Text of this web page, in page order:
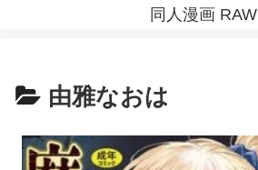
同人漫画 RAW
由雅なおは